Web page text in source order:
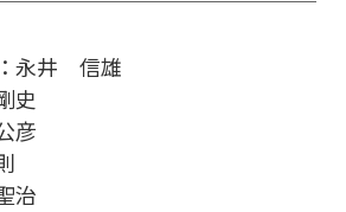
永井 信雄
史
彦
治